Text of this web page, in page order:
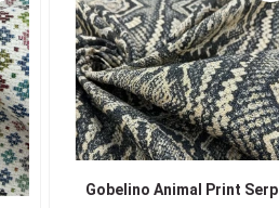
Gobelino Animal Print Serp